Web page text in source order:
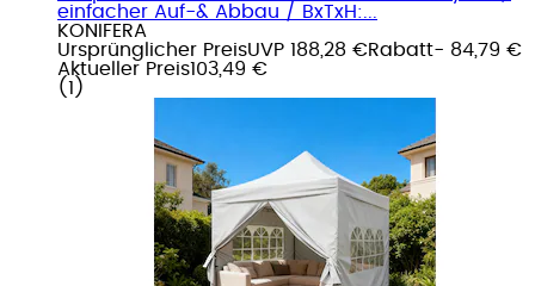
einfacher Auf-& Abbau / BxTxH:...
KONIFERA
Ursprünglicher PreisUVP 188,28 €Rabatt- 84,79 €
Aktueller Preis103,49 €
( 1 )